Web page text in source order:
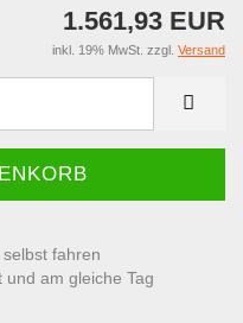
1.561,93 EUR
inkl. 19% MwSt. zzgl. Versand
fahren
am gleiche Tag